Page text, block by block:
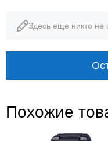
Здесь еще никто не
Похожие